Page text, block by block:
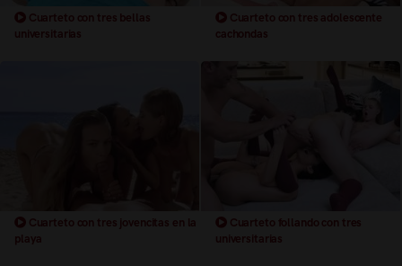
Cuarteto con tres bellas
universitarias
Cuarteto con tres adolescente
cachondas
Cuarteto con tres jovencitas en la
playa
Cuarteto follando con tres
universitarias